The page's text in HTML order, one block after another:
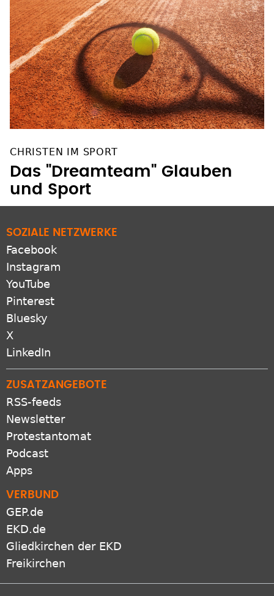
CHRISTEN IM SPORT
Das "Dreamteam" Glauben
und Sport
SOZIALE NETZWERKE
Facebook
Instagram
YouTube
Pinterest
Bluesky
X
LinkedIn
ZUSATZANGEBOTE
RSS-feeds
Newsletter
Protestantomat
Podcast
Apps
VERBUND
GEP.de
EKD.de
Gliedkirchen der EKD
Freikirchen